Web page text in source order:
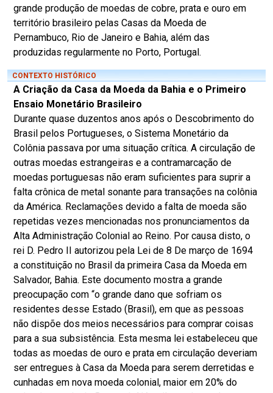
grande produção de moedas de cobre, prata e ouro em
território brasileiro pelas Casas da Moeda de
Pernambuco, Rio de Janeiro e Bahia, além das
produzidas regularmente no Porto, Portugal.
CONTEXTO HISTÓRICO
A Criação da Casa da Moeda da Bahia e o Primeiro
Ensaio Monetário Brasileiro
Durante quase duzentos anos após o Descobrimento do
Brasil pelos Portugueses, o Sistema Monetário da
Colônia passava por uma situação crítica. A circulação de
outras moedas estrangeiras e a contramarcação de
moedas portuguesas não eram suficientes para suprir a
falta crônica de metal sonante para transações na colônia
da América. Reclamações devido a falta de moeda são
repetidas vezes mencionadas nos pronunciamentos da
Alta Administração Colonial ao Reino. Por causa disto, o
rei D. Pedro II autorizou pela Lei de 8 De março de 1694
a constituição no Brasil da primeira Casa da Moeda em
Salvador, Bahia. Este documento mostra a grande
preocupação com “o grande dano que sofriam os
residentes desse Estado (Brasil), em que as pessoas
não dispõe dos meios necessários para comprar coisas
para a sua subsistência. Esta mesma lei estabeleceu que
todas as moedas de ouro e prata em circulação deveriam
ser entregues à Casa da Moeda para serem derretidas e
cunhadas em nova moeda colonial, maior em 20% do